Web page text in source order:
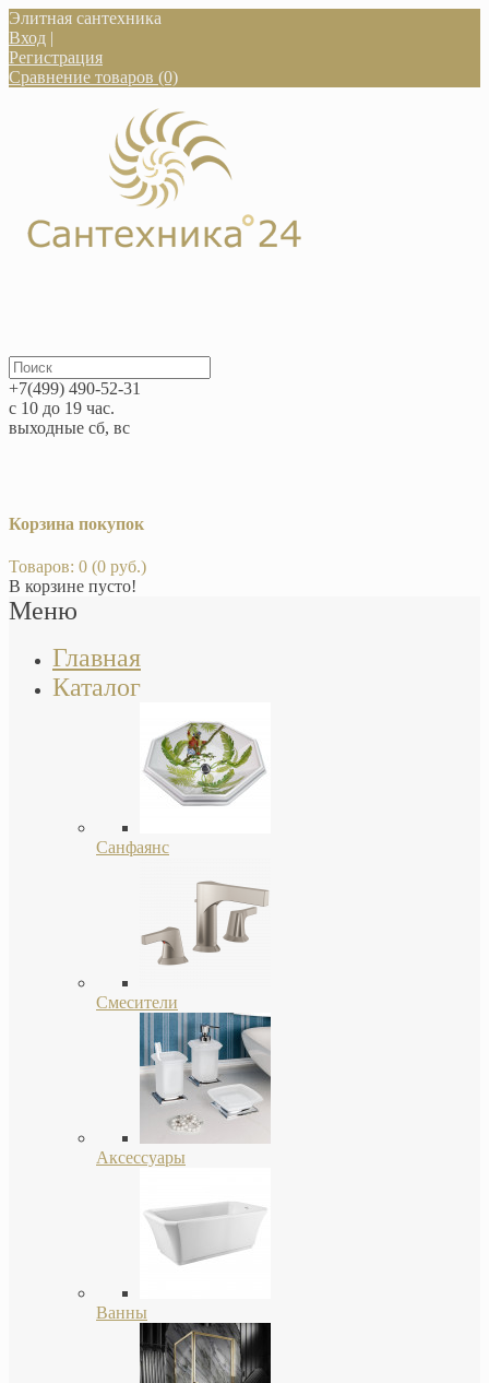
Элитная сантехника
Вход |
Регистрация
Сравнение товаров (0)
+7(499) 490-52-31
с 10 до 19 час.
выходные сб, вс
Корзина покупок
Товаров: 0 (0 руб.)
В корзине пусто!
Меню
Главная
Каталог
Санфаянс
Смесители
Аксессуары
Ванны